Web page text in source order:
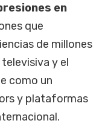
en
que
de millones
y el
como un
y plataformas